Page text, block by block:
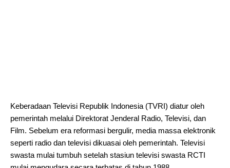
Keberadaan Televisi Republik Indonesia (TVRI) diatur oleh
pemerintah melalui Direktorat Jenderal Radio, Televisi, dan
Film. Sebelum era reformasi bergulir, media massa elektronik
seperti radio dan televisi dikuasai oleh pemerintah. Televisi
swasta mulai tumbuh setelah stasiun televisi swasta RCTI